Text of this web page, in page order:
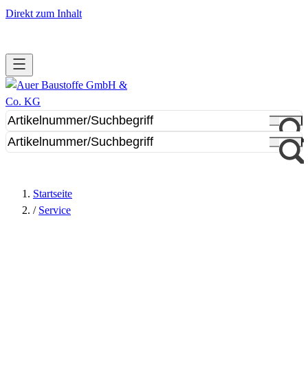
Direkt zum Inhalt
Startseite
/ Service